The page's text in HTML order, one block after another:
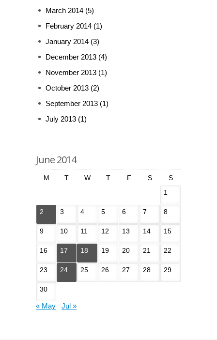
March 2014 (5)
February 2014 (1)
January 2014 (3)
December 2013 (4)
November 2013 (1)
October 2013 (2)
September 2013 (1)
July 2013 (1)
June 2014
M T W T F S
S
1
2 3 4 5 6 7 8
9 10 11 12 13 14 15
16 17 18 19 20 21 22
23 24 25 26 27 28 29
30
« May Jul »